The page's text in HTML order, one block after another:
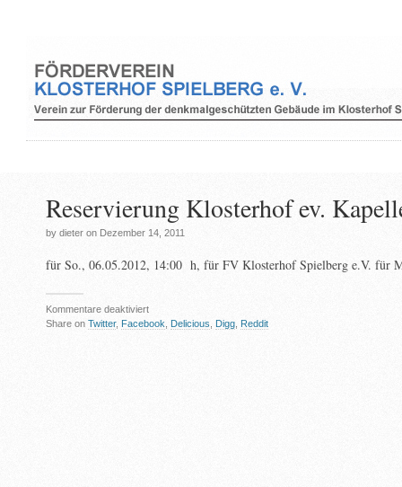
Reservierung Klosterhof ev.
by dieter on Dezember 14, 2011
für So., 06.05.2012, 14:00 h, für FV Klosterhof Spielberg e.V. für
Kommentare deaktiviertfür
Reservierung
Share on Twitter, Facebook Delicious Digg Reddit